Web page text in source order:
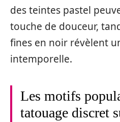
des teintes pastel
touche de douceur,
fines en noir révèlent
intemporelle.
Les motifs
tatouage discret